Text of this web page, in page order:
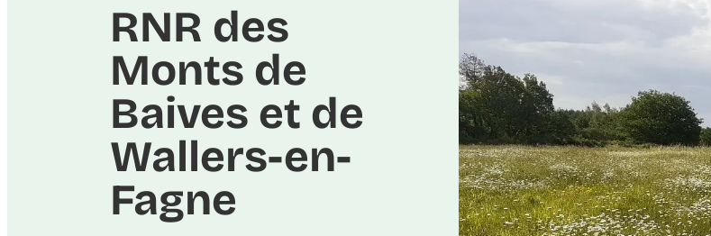
RNR des
Monts de
Baives et de
Wallers-en-
Fagne